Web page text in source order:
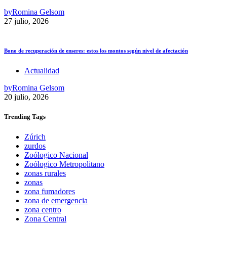
byRomina Gelsom
27 julio, 2026
Bono de recuperación de enseres: estos los montos según nivel de afectación
Actualidad
byRomina Gelsom
20 julio, 2026
Trending Tags
Zúrich
zurdos
Zoólogico Nacional
Zoólogico Metropolitano
zonas rurales
zonas
zona fumadores
zona de emergencia
zona centro
Zona Central